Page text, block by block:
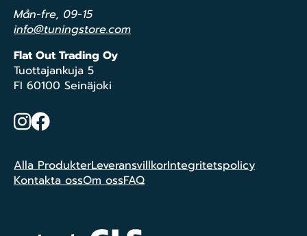
Mån-fre, 09-15
info@tuningstore.com
Flat Out Trading Oy
Tuottajankuja 5
FI 60100 Seinäjoki
Instagram
Facebook
Alla ProdukterLeveransvillkorIntegritetspolicy
Kontakta ossOm ossFAQ